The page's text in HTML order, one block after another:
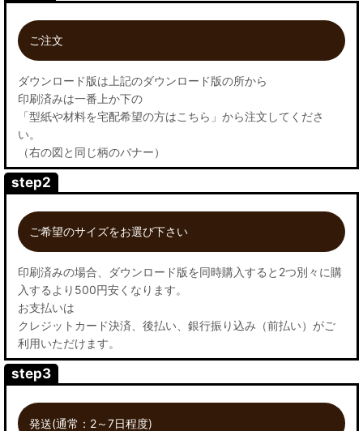
ご注文
ダウンロード版は上記のダウンロード版の所から
印刷済みは一番上か下の
「型紙や材料を宅配希望の方はこちら」から注文してくださ
い。
（右の図と同じ柄のバナー）
step2
ご希望のサイズをお選び下さい
印刷済みの場合、ダウンロード版を同時購入すると2つ別々に購
入するより500円安くなります。
お支払いは
クレジットカード決済、後払い、銀行振り込み（前払い）がご
利用いただけます。
step3
発送(通常：2～7日程度)